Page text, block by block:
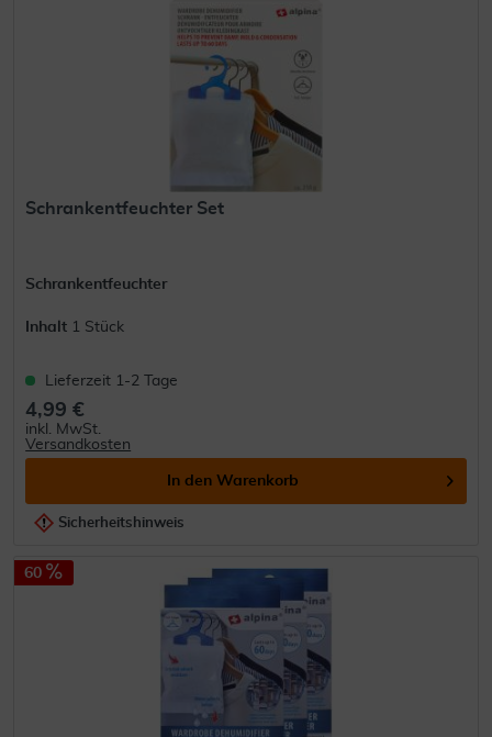
Schrankentfeuchter Set
Schrankentfeuchter
Inhalt 1 Stück
Lieferzeit 1-2 Tage
4,99 €
inkl. MwSt.
Versandkosten
In den Warenkorb
Sicherheitshinweis
60